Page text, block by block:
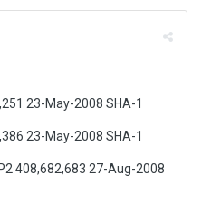
23-May-2008 SHA-1
23-May-2008 SHA-1
408,682,683 27-Aug-2008